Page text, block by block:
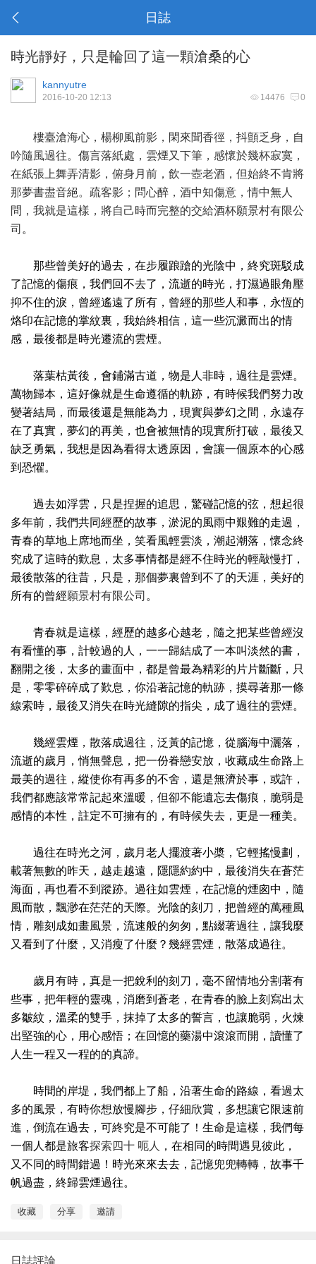
日誌
時光靜好，只是輪回了這一顆滄桑的心
kannyutre
14476 0
2016-10-20 12:13
樓臺滄海心，楊柳風前影，閑來聞香徑，抖顫乏身，自
吟隨風過往。傷言落紙處，雲煙又下筆，感懷於幾杯寂寞，
在紙張上舞弄清影，俯身月前，飲一壺老酒，但始終不肯將
那夢書盡音絕。疏客影；問心醉，酒中知傷意，情中無人
問，我就是這樣，將自己時而完整的交給酒杯願景村有限公
司 。
那些曾美好的過去，在步履踉蹌的光陰中，終究斑駁成
了記憶的傷痕，我們回不去了，流逝的時光，打濕過眼角壓
抑不住的淚，曾經遙遠了所有，曾經的那些人和事，永恆的
烙印在記憶的掌紋裏，我始終相信，這一些沉澱而出的情
感，最後都是時光遷流的雲煙。
落葉枯黃後，會鋪滿古道，物是人非時，過往是雲煙。
萬物歸本，這好像就是生命遵循的軌跡，有時候我們努力改
變著結局，而最後還是無能為力，現實與夢幻之間，永遠存
在了真實，夢幻的再美，也會被無情的現實所打破，最後又
缺乏勇氣，我想是因為看得太透原因，會讓一個原本的心感
到恐懼。
過去如浮雲，只是捏握的追思，驚碰記憶的弦，想起很
多年前，我們共同經歷的故事，淤泥的風雨中艱難的走過，
青春的草地上席地而坐，笑看風輕雲淡，潮起潮落，懷念終
究成了這時的歎息，太多事情都是經不住時光的輕敲慢打，
最後散落的往昔，只是，那個夢裏曾到不了的天涯，美好的
所有的曾經願景村有限公司 。
青春就是這樣，經歷的越多心越老，隨之把某些曾經沒
有看懂的事，計較過的人，一一歸結成了一本叫淡然的書，
翻開之後，太多的畫面中，都是曾最為精彩的片片斷斷，只
是，零零碎碎成了歎息，你沿著記憶的軌跡，摸尋著那一條
線索時，最後又消失在時光縫隙的指尖，成了過往的雲煙。
幾經雲煙，散落成過往，泛黃的記憶，從腦海中灑落，
流逝的歲月，悄無聲息，把一份眷戀安放，收藏成生命路上
最美的過往，縱使你有再多的不舍，還是無濟於事，或許，
我們都應該常常記起來溫暖，但卻不能遺忘去傷痕，脆弱是
感情的本性，註定不可擁有的，有時候失去，更是一種美。
過往在時光之河，歲月老人擺渡著小槳，它輕搖慢劃，
載著無數的昨天，越走越遠，隱隱約約中，最後消失在蒼茫
海面，再也看不到蹤跡。過往如雲煙，在記憶的煙囪中，隨
風而散，飄渺在茫茫的天際。光陰的刻刀，把曾經的萬種風
情，雕刻成如畫風景，流速般的匆匆，點綴著過往，讓我麼
又看到了什麼，又消瘦了什麼？幾經雲煙，散落成過往。
歲月有時，真是一把銳利的刻刀，毫不留情地分割著有
些事，把年輕的靈魂，消磨到蒼老，在青春的臉上刻寫出太
多皺紋，溫柔的雙手，抹掉了太多的誓言，也讓脆弱，火煉
出堅強的心，用心感悟；在回憶的藥湯中滾滾而開，讀懂了
人生一程又一程的的真諦。
時間的岸堤，我們都上了船，沿著生命的路線，看過太
多的風景，有時你想放慢腳步，仔細欣賞，多想讓它限速前
進，倒流在過去，可終究是不可能了！生命是這樣，我們每
一個人都是旅客探索四十 呃人
，在相同的時間遇見彼此，
又不同的時間錯過！時光來來去去，記憶兜兜轉轉，故事千
帆過盡，終歸雲煙過往。
收藏 分享 邀請
日誌評論